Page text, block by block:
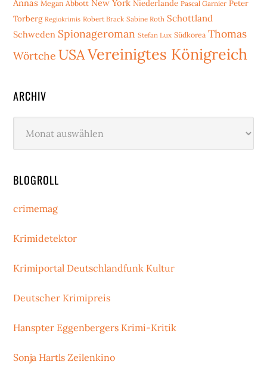
Annas Megan Abbott New York Niederlande Pascal Garnier Peter
Torberg Regiokrimis Robert Brack Sabine Roth Schottland
Schweden Spionageroman Stefan Lux Südkorea Thomas
Wörtche USAVereinigtes Königreich
ARCHIV
BLOGROLL
crimemag
Krimidetektor
Krimiportal Deutschlandfunk Kultur
Deutscher Krimipreis
Hanspter Eggenbergers Krimi-Kritik
Sonja Hartls Zeilenkino